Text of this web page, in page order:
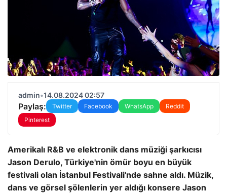
admin•14.08.2024 02:57
Paylaş: Twitter Facebook WhatsApp
Reddit
Pinterest
Amerikalı R&B ve elektronik dans müziği şarkıcısı
Jason Derulo, Türkiye'nin ömür boyu en büyük
festivali olan İstanbul Festivali'nde sahne aldı. Müzik,
dans ve görsel şölenlerin yer aldığı konsere Jason